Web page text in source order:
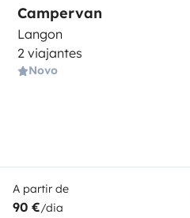
Campervan
Langon
2 viajantes
Novo
A partir de
90 €/dia